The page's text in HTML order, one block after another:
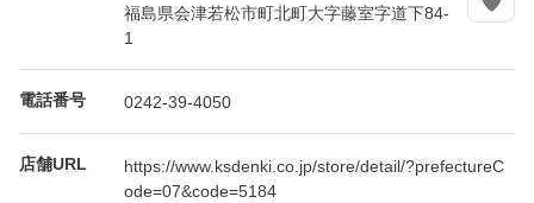
福島県会津若松市町北町大字藤室字道下84-
1
電話番号 0242-39-4050
店舗URL
https://www.ksdenki.co.jp/store/detail/?prefectureC
ode=07&code=5184